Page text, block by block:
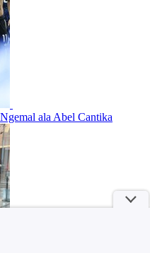
ala Abel Cantika